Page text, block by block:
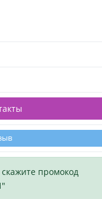
промокод
"